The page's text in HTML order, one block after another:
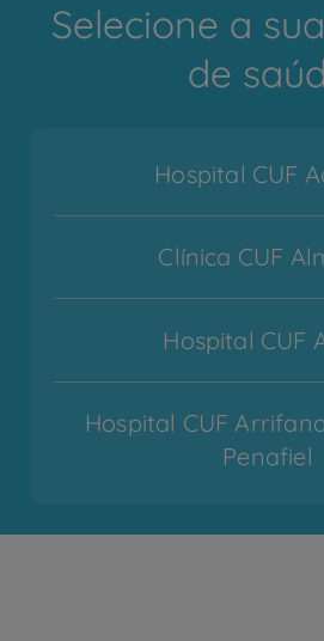
Selecione a
de
Hospital CUF
Clínica CUF
Hospital CUF
Hospital CUF
Penafiel
Hospital CUF